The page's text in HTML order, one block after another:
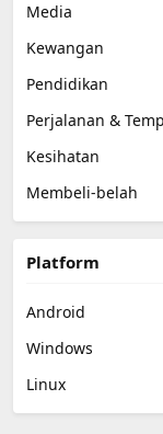
Media
Kewangan
Pendidikan
Perjalanan &
Kesihatan
Membeli-belah
Platform
Android
Windows
Linux